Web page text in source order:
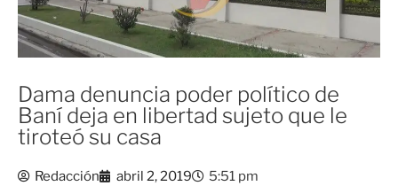
Dama denuncia poder político de
Baní deja en libertad sujeto que le
tiroteó su casa
Redacción abril 2, 2019 5:51 pm